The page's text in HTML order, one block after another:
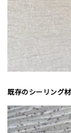
既存のシーリング